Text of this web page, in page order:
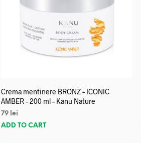
Crema mentinere BRONZ – ICONIC
AMBER – 200 ml – Kanu Nature
79 lei
ADD TO CART